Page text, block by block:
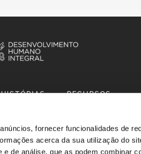
fornecer funcionalidades de
acerca da sua utilização do
de análise, que as podem combinar
HISTÓRIAS RECURSOS